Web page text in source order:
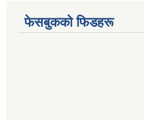
फेसबुकको फिडहरू